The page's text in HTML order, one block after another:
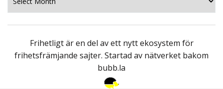
Frihetligt är en del av ett nytt ekosystem för
frihetsfrämjande sajter. Startad av nätverket bakom
bubb.la